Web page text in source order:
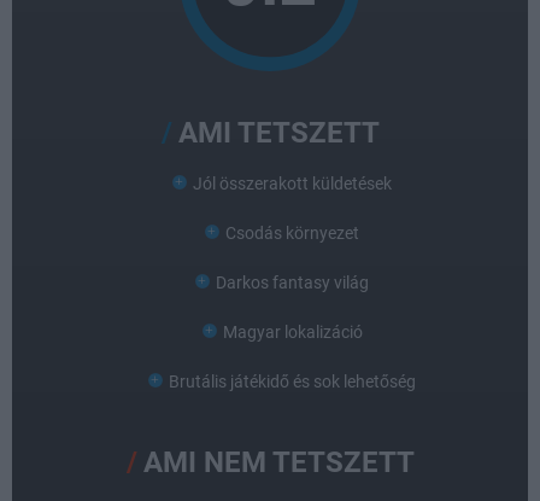
AMI TETSZETT
Jól összerakott küldetések
Csodás környezet
Darkos fantasy világ
Magyar lokalizáció
Brutális játékidő és sok lehetőség
AMI NEM TETSZETT